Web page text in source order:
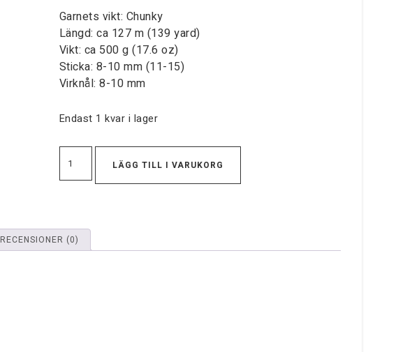
Garnets vikt: Chunky
Längd: ca 127 m (139 yard)
Vikt: ca 500 g (17.6 oz)
Sticka: 8-10 mm (11-15)
Virknål: 8-10 mm
Endast 1 kvar i lager
LÄGG TILL I VARUKORG
RECENSIONER (0)